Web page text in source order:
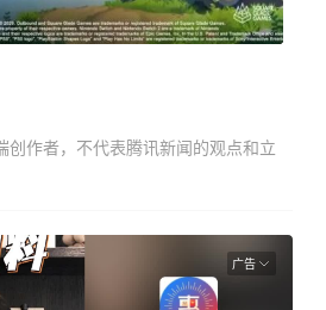
创作者，不代表腾讯新闻的观点和立
广告